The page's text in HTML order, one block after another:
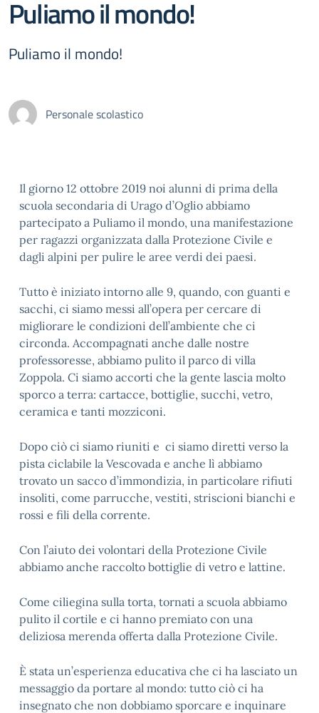
Puliamo il mondo!
Puliamo il mondo!
Personale scolastico
Il giorno 12 ottobre 2019 noi alunni di prima della
scuola secondaria di Urago d’Oglio abbiamo
partecipato a Puliamo il mondo, una manifestazione
per ragazzi organizzata dalla Protezione Civile e
dagli alpini per pulire le aree verdi dei paesi.
Tutto è iniziato intorno alle 9, quando, con guanti e
sacchi, ci siamo messi all’opera per cercare di
migliorare le condizioni dell’ambiente che ci
circonda. Accompagnati anche dalle nostre
professoresse, abbiamo pulito il parco di villa
Zoppola. Ci siamo accorti che la gente lascia molto
sporco a terra: cartacce, bottiglie, succhi, vetro,
ceramica e tanti mozziconi.
Dopo ciò ci siamo riuniti e ci siamo diretti verso la
pista ciclabile la Vescovada e anche lì abbiamo
trovato un sacco d’immondizia, in particolare rifiuti
insoliti, come parrucche, vestiti, striscioni bianchi e
rossi e fili della corrente.
Con l’aiuto dei volontari della Protezione Civile
abbiamo anche raccolto bottiglie di vetro e lattine.
Come ciliegina sulla torta, tornati a scuola abbiamo
pulito il cortile e ci hanno premiato con una
deliziosa merenda offerta dalla Protezione Civile.
È stata un’esperienza educativa che ci ha lasciato un
messaggio da portare al mondo: tutto ciò ci ha
insegnato che non dobbiamo sporcare e inquinare